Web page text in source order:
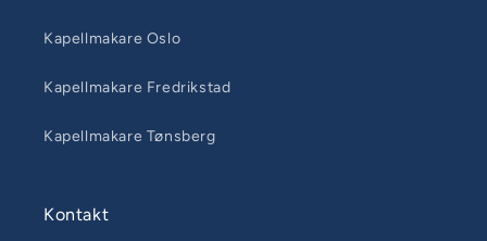
Kapellmakare Oslo
Kapellmakare Fredrikstad
Kapellmakare Tønsberg
Kontakt